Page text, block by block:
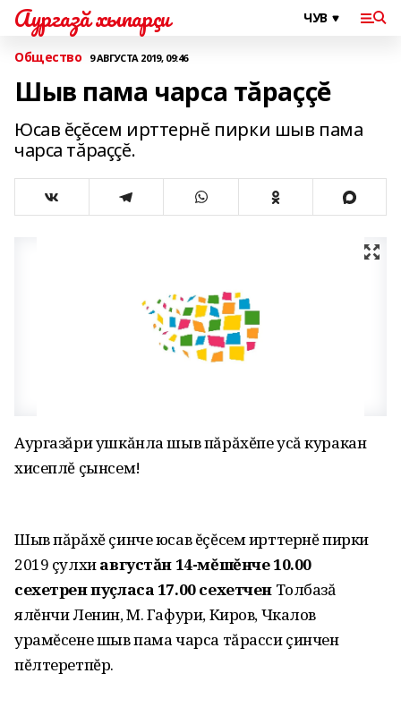
Аургазă хыпарçи
Общество 9 АВГУСТА 2019, 09:46
Шыв пама чарса тăраççĕ
Юсав ĕçĕсем ирттернĕ пирки шыв пама
чарса тăраççĕ.
Аургазăри ушкăнла шыв пăрăхĕпе усă куракан
хисеплĕ çынсем!
Шыв пăрăхĕ çинче юсав ĕçĕсем ирттернĕ пирки
2019 çулхиавгустăн 14-мĕшĕнче 10.00
сехетрен пуçласа 17.00 сехетчен Толбазă
ялĕнчи Ленин, М. Гафури, Киров, Чкалов
урамĕсене шыв пама чарса тăрасси çинчен
пĕлтеретпĕр.